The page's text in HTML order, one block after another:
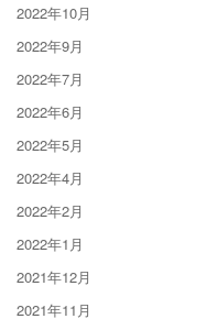
2022年10月
2022年9月
2022年7月
2022年6月
2022年5月
2022年4月
2022年2月
2022年1月
2021年12月
2021年11月